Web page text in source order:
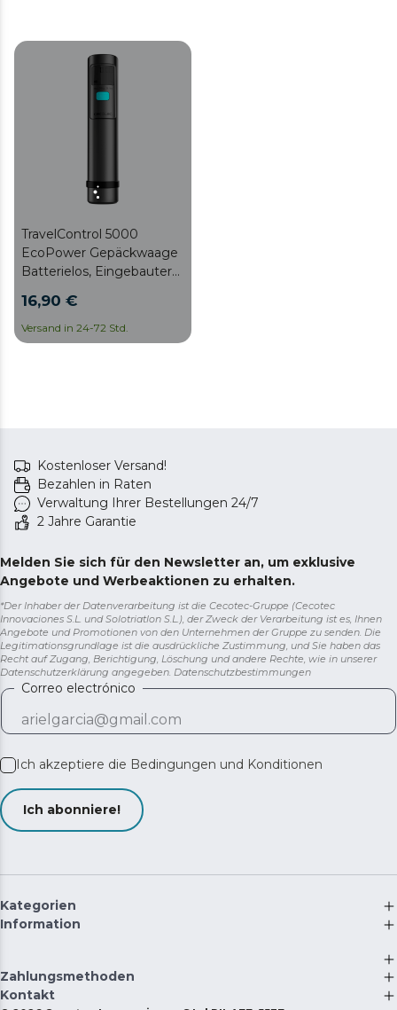
TravelControl 5000
EcoPower Gepäckwaage
Batterielos, Eingebauter
Einheitenumschaltung,
LED-Anzeige
16,90 €
Versand in 24-72 Std.
Kostenloser Versand!
Bezahlen in Raten
Verwaltung Ihrer Bestellungen 24/7
2 Jahre Garantie
Melden Sie sich für den Newsletter an, um exklusive
Angebote und Werbeaktionen zu erhalten.
*Der Inhaber der Datenverarbeitung ist die Cecotec-Gruppe (Cecotec
Innovaciones S.L. und Solotriatlon S.L.), der Zweck der Verarbeitung ist es, Ihnen
Angebote und Promotionen von den Unternehmen der Gruppe zu senden. Die
Legitimationsgrundlage ist die ausdrückliche Zustimmung, und Sie haben das
Recht auf Zugang, Berichtigung, Löschung und andere Rechte, wie in unserer
Datenschutzerklärung angegeben. Datenschutzbestimmungen
Correo electrónico
Ich akzeptiere die Bedingungen und Konditionen
Ich abonniere!
Kategorien
Information
Zahlungsmethoden
Kontakt